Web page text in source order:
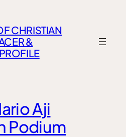
CHRISTIAN
&
Aji
Podium